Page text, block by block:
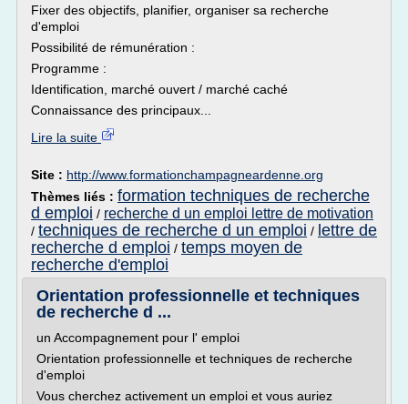
Fixer des objectifs, planifier, organiser sa recherche
d'emploi
Possibilité de rémunération :
Programme :
Identification, marché ouvert / marché caché
Connaissance des principaux...
Lire la suite
Site : http://www.formationchampagneardenne.org
Thèmes liés : formation techniques de recherche
d emploi / recherche d un emploi lettre de motivation
/ techniques de recherche d un emploi / lettre de
recherche d emploi / temps moyen de
recherche d'emploi
Orientation professionnelle et techniques
de recherche d ...
un Accompagnement pour l' emploi
Orientation professionnelle et techniques de recherche
d'emploi
Vous cherchez activement un emploi et vous auriez